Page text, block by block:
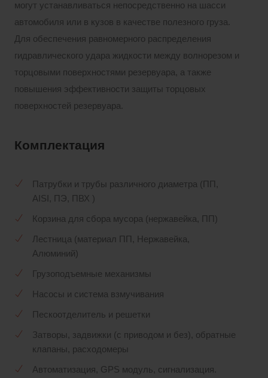
могут устанавливаться непосредственно на шасси
автомобиля или в кузов в качестве полезного груза.
Для обеспечения равномерного распределения
гидравлического удара жидкости между волнорезом и
торцовыми поверхностями резервуара, а также
повышения эффективности защиты торцовых
поверхностей резервуара.
Комплектация
Патрубки и трубы различного диаметра (ПП,
AISI, ПЭ, ПВХ )
Корзина для сбора мусора (нержавейка, ПП)
Лестница (материал ПП, Нержавейка,
Алюминий)
Грузоподъемные механизмы
Насосы и система взмучивания
Пескоотделитель и решетки
Затворы, задвижки (с приводом и без), обратные
клапаны, расходомеры
Автоматизация, GPS модуль, сигнализация.